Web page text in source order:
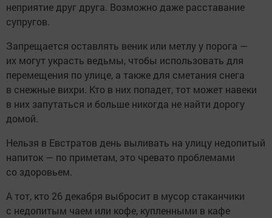
неприятие друг друга. Возможно даже расставание
супругов.
Запрещается оставлять веник или метлу у порога —
их могут украсть ведьмы, чтобы использовать для
перемещения по улице, а также для сметания снега
в снежные вихри. Кто в них попадет, тот может навеки
в них запутаться и больше никогда не найти дорогу
домой.
Нельзя в Евстратов день выливать на улицу недопитый
напиток — по приметам, это чревато проблемами
со здоровьем.
А тот, кто 26 декабря выбросит в мусор стаканчики
с недопитым чаем или кофе, купленными в кафе